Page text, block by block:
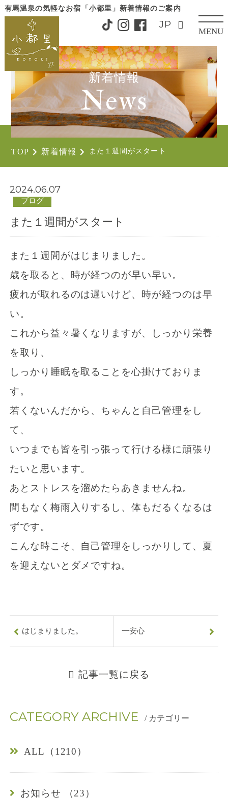
有馬温泉の気軽なお宿「小都里」 新着情報のご案内
MENU
CLOSE
0
-
9
-
6
新着情報
News
TOP 新着情報 また１週間がスタート
2024.06.07
ブログ
また１週間がスタート
また１週間がはじまりました。
歳を取ると、時が経つのが早い早い。
疲れが取れるのは遅いけど、時が経つのは早
い。
これから益々暑くなりますが、しっかり栄養
を取り、
しっかり睡眠を取ることを心掛けておりま
す。
若くないんだから、ちゃんと自己管理をし
て、
いつまでも皆を引っ張って行ける様に頑張り
たいと思います。
あとストレスを溜めたらあきませんね。
間もなく梅雨入りするし、体もだるくなるは
ずです。
こんな時こそ、自己管理をしっかりして、夏
を迎えないとダメですね。
はじまりました。 一安心
記事一覧に戻る
CATEGORY ARCHIVE / カテゴリー
ALL（1210）
お知らせ （23）